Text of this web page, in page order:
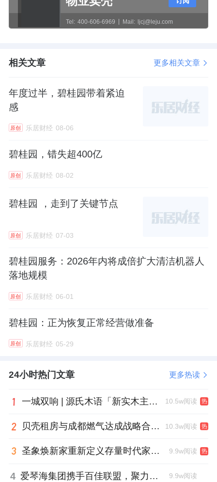
的拐点之年。
各区域项目紧密联动地方政府，及时认真解读
集团总裁程光煜也在具体部署中强调，“要未雨
绸缪，尽量超前”。他要求总部、区域、项目做
强度。
3月3日，碧桂园发布2月份之未经审核营运数
据，公司及其附属公司连同合营、联营公司在2
月单月共实现归属公司股东权益的合同销售金
额约22.3亿元，归属公司股东权益的合同销售
开年至今，碧桂园1-2月已累计实现归属公司股
同销售建筑面积约57万平方米。
Tel: 400-606-6969 Mail: ljcj@leju.com
相关文章 更多相关文章
年度过半，碧桂园带着紧迫
感
原创 乐居财经 08-06
碧桂园，错失超400亿
原创 乐居财经 08-02
碧桂园 ，走到了关键节点
原创 乐居财经 07-03
碧桂园服务：2026年内将成倍扩大清洁机器人
落地规模
原创 乐居财经 06-01
碧桂园：正为恢复正常经营做准备
原创 乐居财经 05-29
24小时热门文章 更多热读
一城双响 | 源氏木语「新实木主义——黑标生活提案」发布会落地天津，黑标旗舰店盛大启幕 10.5w阅读 热
贝壳租房与成都燃气达成战略合作 打通安全巡检“最后一米” 10.3w阅读 热
圣象焕新家重新定义存量时代家居升级逻辑，筑牢说换就换的底气！ 9.9w阅读 热
4 爱琴海集团携手百佳联盟，聚力共拓存量商业新赛道 9.9w阅读